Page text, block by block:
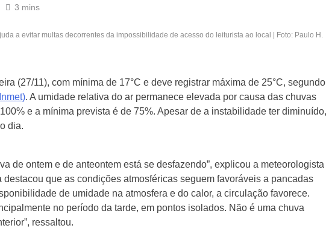
3 mins
a evitar multas decorrentes da impossibilidade de acesso do leiturista ao local | Foto: Paulo H.
(27/11), com mínima de 17°C e deve registrar máxima de 25°C, segundo
. A umidade relativa do ar permanece elevada por causa das chuvas
e a mínima prevista é de 75%. Apesar de a instabilidade ter diminuído,
dia.
de ontem e de anteontem está se desfazendo”, explicou a meteorologista
destacou que as condições atmosféricas seguem favoráveis a pancadas
de umidade na atmosfera e do calor, a circulação favorece.
no período da tarde, em pontos isolados. Não é uma chuva
ressaltou.